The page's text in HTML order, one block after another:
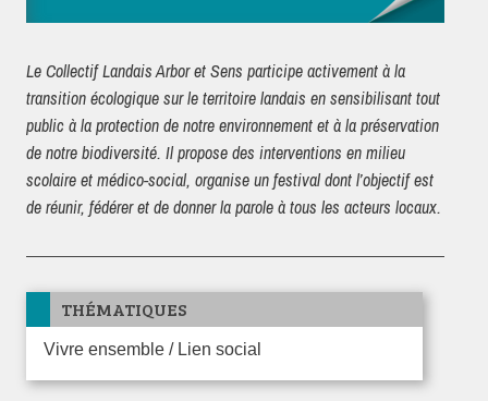
Le Collectif Landais Arbor et Sens participe activement à la
transition écologique sur le territoire landais en sensibilisant tout
public à la protection de notre environnement et à la préservation
de notre biodiversité. Il propose des interventions en milieu
scolaire et médico-social, organise un festival dont l’objectif est
de réunir, fédérer et de donner la parole à tous les acteurs locaux.
THÉMATIQUES
Vivre ensemble / Lien social